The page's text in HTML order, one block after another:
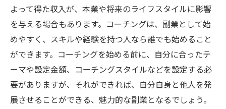
よって得た収入が、本業や将来のライフスタイルに影響
を与える場合もあります。コーチングは、副業として始
めやすく、スキルや経験を持つ人なら誰でも始めること
ができます。コーチングを始める前に、自分に合ったテ
ーマや設定金額、コーチングスタイルなどを設定する必
要がありますが、それができれば、自分自身と他人を発
展させることができる、魅力的な副業となるでしょう。